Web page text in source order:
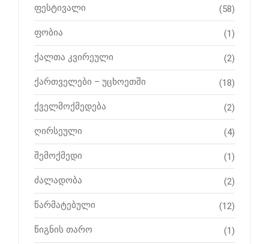
ფესტივალი (58)
ფობია (1)
ქალთა კვირეული (2)
ქართველები – უცხოეთში (18)
ქველმოქმედება (2)
ღირსეული (4)
შემოქმედი (1)
ძალადობა (2)
წარმატებული (12)
წიგნის თარო (1)